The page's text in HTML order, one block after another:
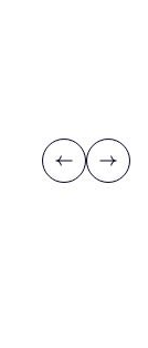
Previous
Next